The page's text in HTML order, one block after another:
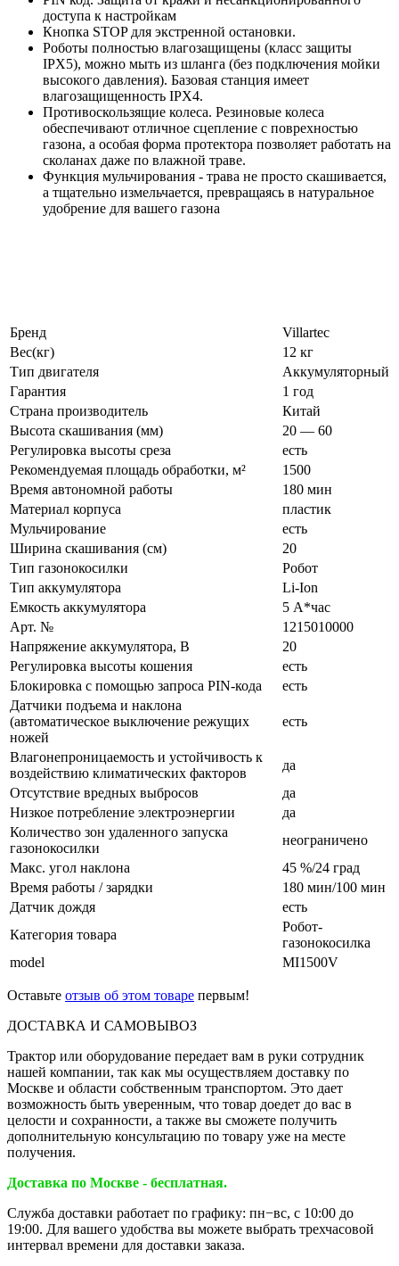
доступа к настройкам
Кнопка STOP для экстренной остановки.
Роботы полностью влагозащищены (класс защиты
IPX5), можно мыть из шланга (без подключения мойки
высокого давления). Базовая станция имеет
влагозащищенность IPX4.
Противоскользящие колеса. Резиновые колеса
обеспечивают отличное сцепление с поврехностью
газона, а особая форма протектора позволяет работать на
сколанах даже по влажной траве.
Функция мульчирования - трава не просто скашивается,
а тщательно измельчается, превращаясь в натуральное
удобрение для вашего газона
Бренд
Villartec
Вес(кг)
12 кг
Тип двигателя
Аккумуляторный
Гарантия
1 год
Страна производитель
Китай
Высота скашивания (мм)
20 — 60
Регулировка высоты среза
есть
Рекомендуемая площадь обработки, м²
1500
Время автономной работы
180 мин
Материал корпуса
пластик
Мульчирование
есть
Ширина скашивания (см)
20
Тип газонокосилки
Робот
Тип аккумулятора
Li-Ion
Емкость аккумулятора
5 А*час
Арт. №
1215010000
Напряжение аккумулятора, В
20
Регулировка высоты кошения
есть
Блокировка с помощью запроса PIN-кода
есть
Датчики подъема и наклона
(автоматическое выключение режущих
ножей
есть
Влагонепроницаемость и устойчивость к
воздействию климатических факторов
да
Отсутствие вредных выбросов
да
Низкое потребление электроэнергии
да
Количество зон удаленного запуска
газонокосилки
неограничено
Макс. угол наклона
45 %/24 град
Время работы / зарядки
180 мин/100 мин
Датчик дождя
есть
Категория товара
Робот-
газонокосилка
model
MI1500V
Оставьте отзыв об этом товаре первым!
ДОСТАВКА И САМОВЫВОЗ
Трактор или оборудование передает вам в руки сотрудник
нашей компании, так как мы осуществляем доставку по
Москве и области собственным транспортом. Это дает
возможность быть уверенным, что товар доедет до вас в
целости и сохранности, а также вы сможете получить
дополнительную консультацию по товару уже на месте
получения.
Доставка по Москве - бесплатная.
Служба доставки работает по графику: пн−вс, с 10:00 до
19:00. Для вашего удобства вы можете выбрать трехчасовой
интервал времени для доставки заказа.